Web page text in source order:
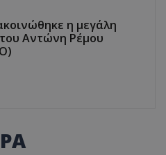
η μεγάλη
Αντώνη Ρέμου